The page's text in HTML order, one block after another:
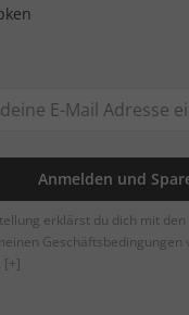
Anmelden und
erklärst du dich mit
Geschäftsbedingungen
[+]